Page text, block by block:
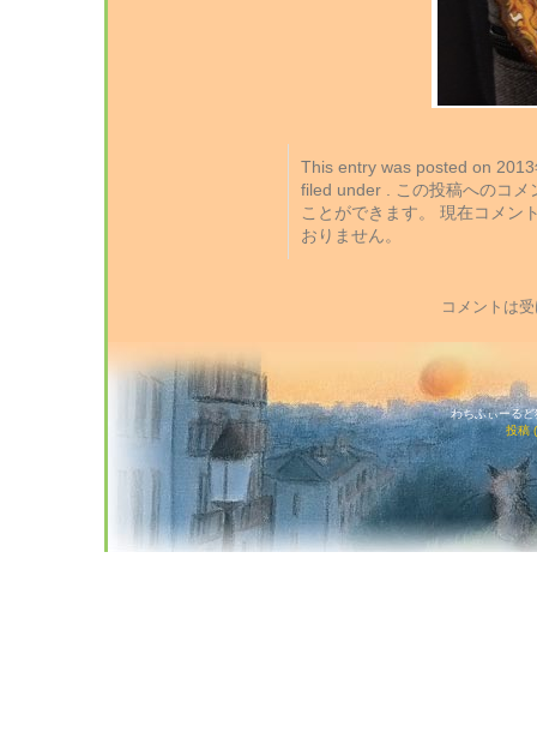
This entry was posted on
filed under . この投稿へのコ
ことができます。 現在コメン
おりません。
コメントは
わちふぃーる
投稿